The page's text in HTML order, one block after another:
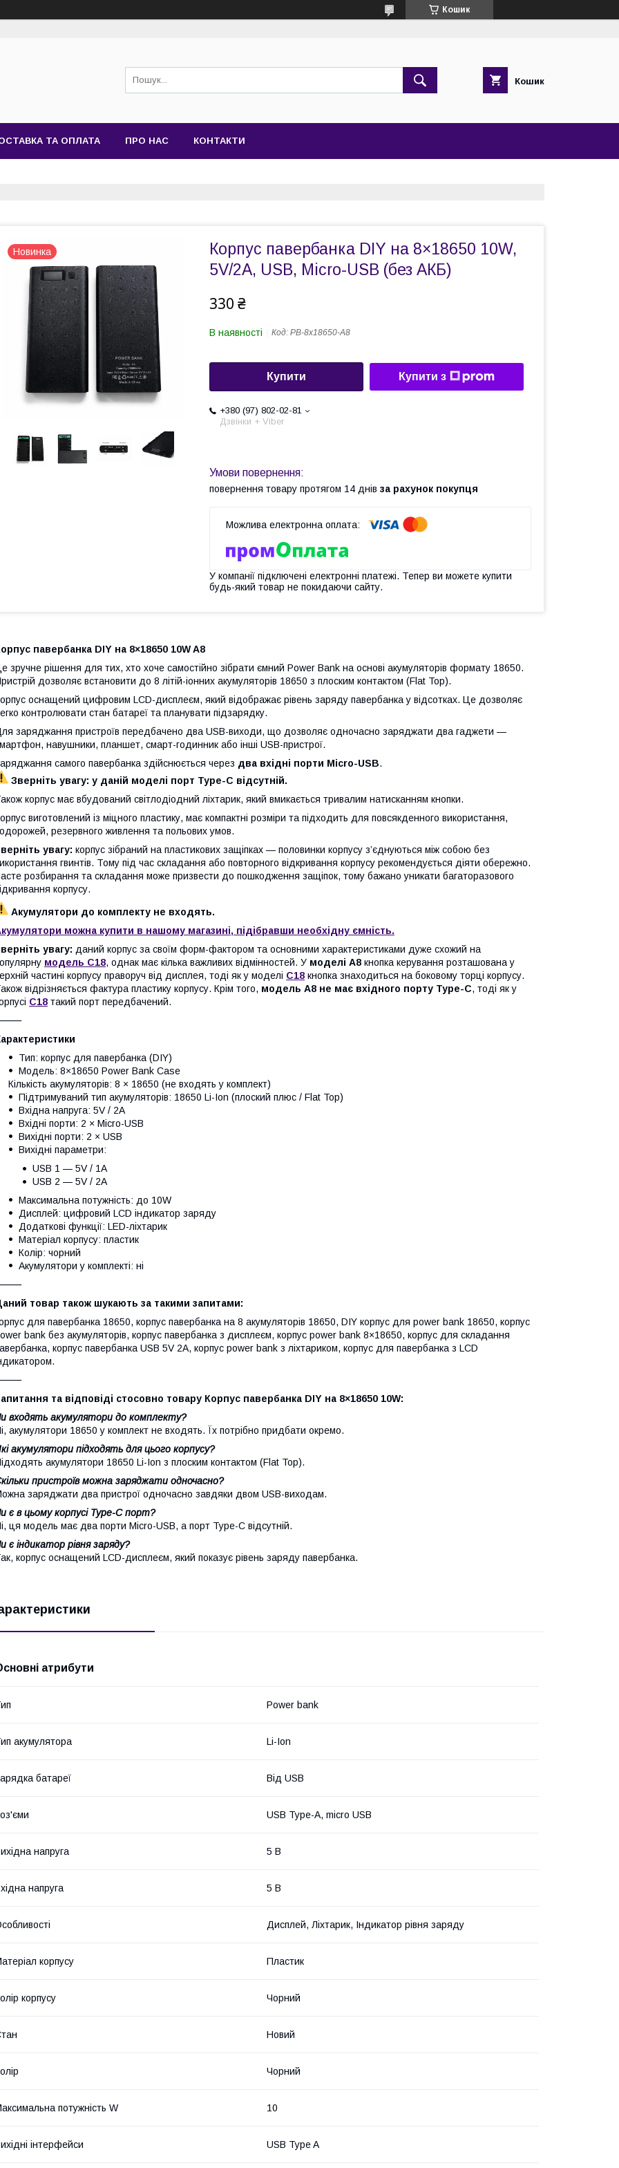
Кошик
Кошик
ТА ОПЛАТА ПРО НАС КОНТАКТИ
Новинка
Корпус павербанка DIY на 8×18650 10W,
5V/2A, USB, Micro-USB (без АКБ)
330 ₴
В наявності Код: PB-8x18650-A8
Купити Купити з
+380 (97) 802-02-81
Дзвінки + Viber
повернення товару протягом 14 днів за рахунок покупця
У компанії підключені електронні платежі. Тепер ви можете купити
будь-який товар не покидаючи сайту.
павербанка DIY на 8×18650 10W A8
зручне рішення для тих, хто хоче самостійно зібрати ємний Power Bank на основі акумуляторів формату 18650.
дозволяє встановити до 8 літій-іонних акумуляторів 18650 з плоским контактом (Flat Top).
оснащений цифровим LCD-дисплеєм, який відображає рівень заряду павербанка у відсотках. Це дозволяє
контролювати стан батареї та планувати підзарядку.
заряджання пристроїв передбачено два USB-виходи, що дозволяє одночасно заряджати два гаджети —
навушники, планшет, смарт-годинник або інші USB-пристрої.
самого павербанка здійснюється через два вхідні порти Micro-USB.
Зверніть увагу: у даній моделі порт Type-C відсутній.
корпус має вбудований світлодіодний ліхтарик, який вмикається тривалим натисканням кнопки.
виготовлений із міцного пластику, має компактні розміри та підходить для повсякденного використання,
резервного живлення та польових умов.
увагу: корпус зібраний на пластикових защіпках — половинки корпусу з’єднуються між собою без
гвинтів. Тому під час складання або повторного відкривання корпусу рекомендується діяти обережно.
розбирання та складання може призвести до пошкодження защіпок, тому бажано уникати багаторазового
корпусу.
Акумулятори до комплекту не входять.
можна купити в нашому магазині, підібравши необхідну ємність.
увагу: даний корпус за своїм форм-фактором та основними характеристиками дуже схожий на
модель C18, однак має кілька важливих відмінностей. У моделі A8 кнопка керування розташована у
частині корпусу праворуч від дисплея, тоді як у моделі C18 кнопка знаходиться на боковому торці корпусу.
відрізняється фактура пластику корпусу. Крім того, модель A8 не має вхідного порту Type-C, тоді як у
C18 такий порт передбачений.
Тип: корпус для павербанка (DIY)
Модель: 8×18650 Power Bank Case
Кількість акумуляторів: 8 × 18650 (не входять у комплект)
Підтримуваний тип акумуляторів: 18650 Li-Ion (плоский плюс / Flat Top)
Вхідна напруга: 5V / 2A
Вхідні порти: 2 × Micro-USB
Вихідні порти: 2 × USB
Вихідні параметри:
USB 1 — 5V / 1A
USB 2 — 5V / 2A
Максимальна потужність: до 10W
Дисплей: цифровий LCD індикатор заряду
Додаткові функції: LED-ліхтарик
Матеріал корпусу: пластик
Колір: чорний
Акумулятори у комплекті: ні
товар також шукають за такими запитами:
для павербанка 18650, корпус павербанка на 8 акумуляторів 18650, DIY корпус для power bank 18650, корпус
bank без акумуляторів, корпус павербанка з дисплеєм, корпус power bank 8×18650, корпус для складання
корпус павербанка USB 5V 2A, корпус power bank з ліхтариком, корпус для павербанка з LCD
та відповіді стосовно товару Корпус павербанка DIY на 8×18650 10W:
входять акумулятори до комплекту?
акумулятори 18650 у комплект не входять. Їх потрібно придбати окремо.
акумулятори підходять для цього корпусу?
акумулятори 18650 Li-Ion з плоским контактом (Flat Top).
пристроїв можна заряджати одночасно?
заряджати два пристрої одночасно завдяки двом USB-виходам.
є в цьому корпусі Type-C порт?
ця модель має два порти Micro-USB, а порт Type-C відсутній.
є індикатор рівня заряду?
корпус оснащений LCD-дисплеєм, який показує рівень заряду павербанка.
атрибути
Power bank
акумулятора Li-Ion
батареї Від USB
USB Type-A, micro USB
напруга 5 В
напруга 5 В
Дисплей, Ліхтарик, Індикатор рівня заряду
корпусу Пластик
корпусу Чорний
Новий
Чорний
потужність W 10
інтерфейси USB Type A